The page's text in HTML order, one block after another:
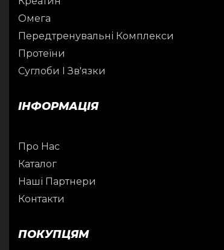
Омега
Передтренувальні Комплекси
Протеїни
Суглоби І Зв'язки
ІНФОРМАЦІЯ
Про Нас
Каталог
Наші Партнери
Контакти
ПОКУПЦЯМ